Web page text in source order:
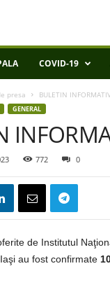
COVID-19
presa BULETIN
GENERAL
772 0
de Institutul
au fost confirmate